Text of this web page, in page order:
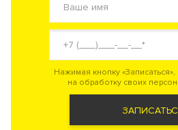
Нажимая кнопку
на обработку своих